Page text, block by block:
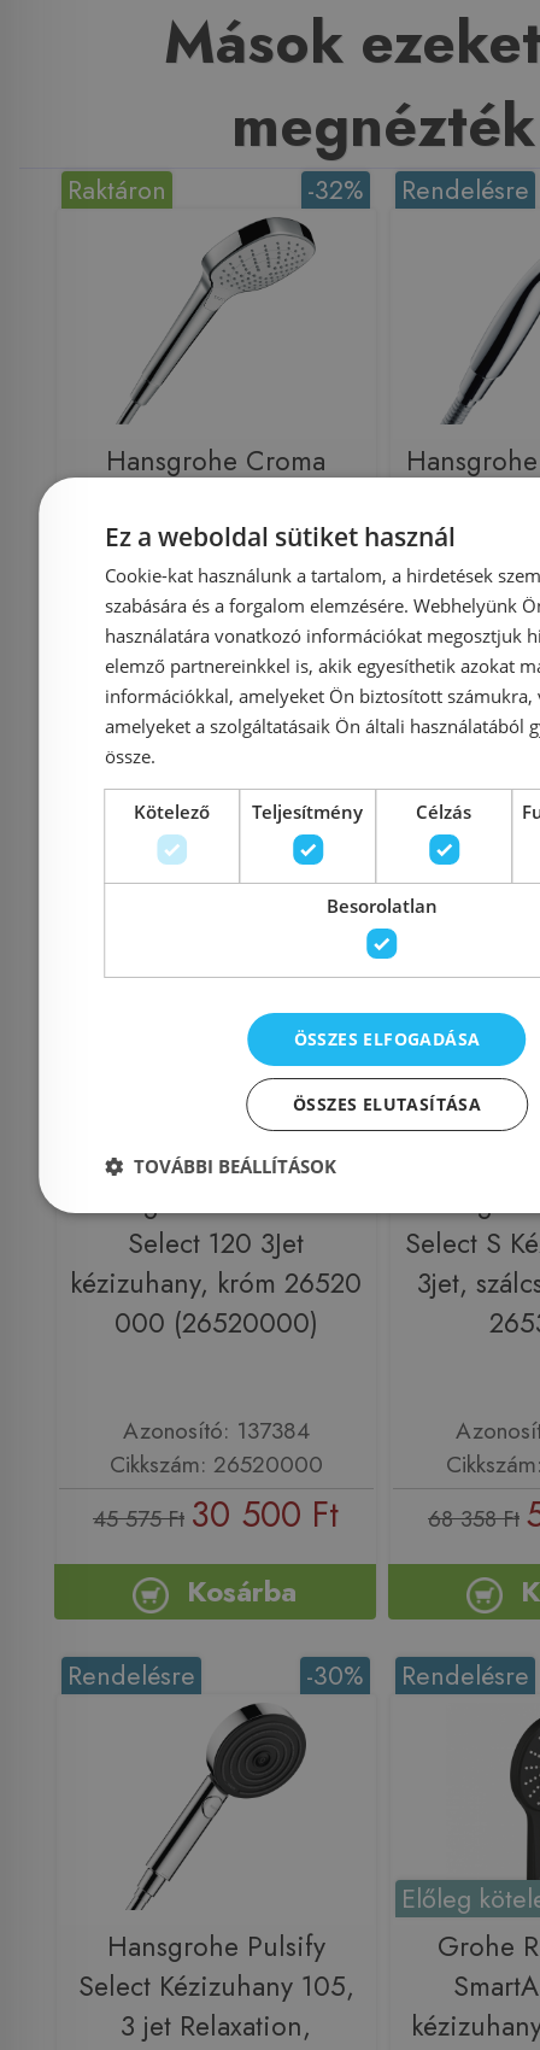
Mások
megnézték
-32%
Raktáron
Hansgrohe Croma
kézizuhany 26812 400
(26812400)
Azonosító: 144278
Cikkszám: 26812400
Kosárba
Rendelésre
000
Hansgrohe Raindance
Select 120 3Jet
kézizuhany, króm 26520
000 (26520000)
Azonosító: 137384
Cikkszám: 26520000
45 575 Ft 30 500 Ft
Kosárba
Select S
3jet,
68 358 Ft
-30%
Rendelésre
Hansgrohe Pulsify
Select Kézizuhany 105,
3 jet Relaxation,
Rendelésre
Előleg
Grohe
Ez a weboldal sütiket használ
Cookie-kat használunk a tartalom, a hirdetések
szabására és a forgalom elemzésére. Webhelyünk
használatára vonatkozó információkat megosztjuk
elemző partnereinkkel is, akik egyesíthetik azokat
információkkal, amelyeket Ön biztosított számukra,
amelyeket a szolgáltatásaik Ön általi használatából
össze.
Kötelező Teljesítmény Célzás
Besorolatlan
ÖSSZES ELFOGADÁSA
ÖSSZES ELUTASÍTÁSA
TOVÁBBI BEÁLLÍTÁSOK